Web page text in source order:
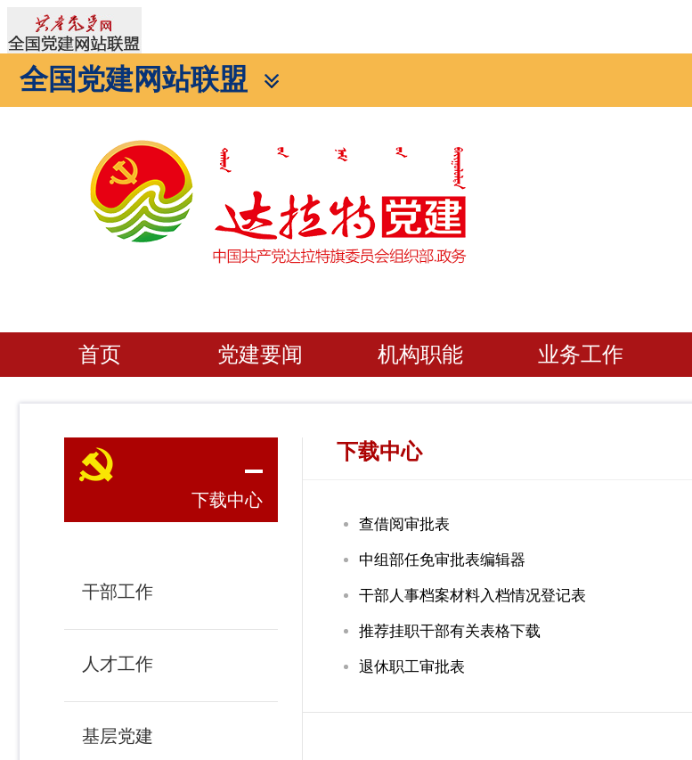
全国党建网站联盟
首页 党建要闻 机构职能 业务工作
下载中心
干部工作
人才工作
基层党建
下载中心
查借阅审批表
中组部任免审批表编辑器
干部人事档案材料入档情况登记表
推荐挂职干部有关表格下载
退休职工审批表